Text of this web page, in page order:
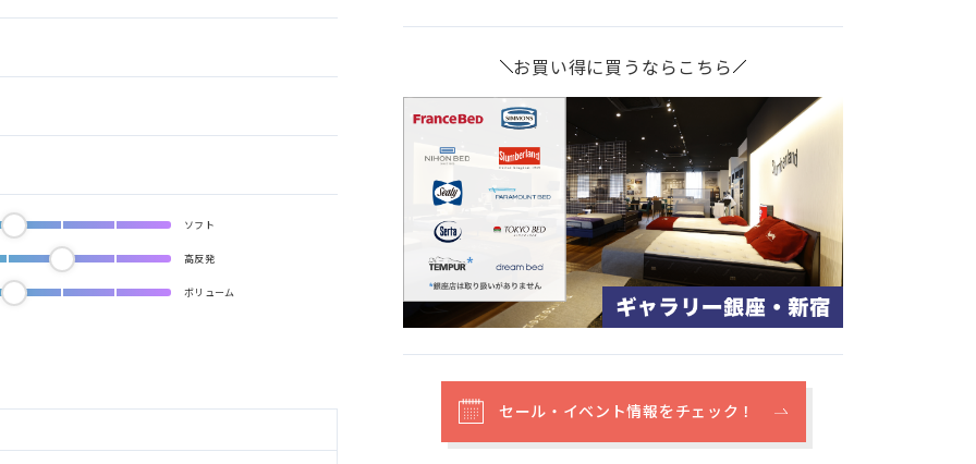
ソフト
高反発
ボリューム
お買い得に買うならこちら
セール・イベント情報をチェック！